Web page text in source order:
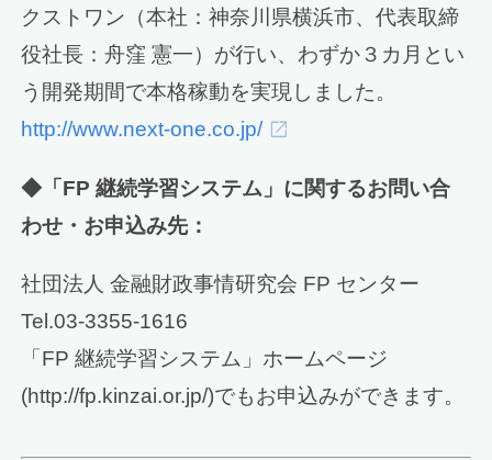
クストワン（本社：神奈川県横浜市、代表取締
役社長：舟窪 憲一）が行い、わずか３カ月とい
う開発期間で本格稼動を実現しました。
http://www.next-one.co.jp/
◆「FP 継続学習システム」に関するお問い合
わせ・お申込み先：
社団法人 金融財政事情研究会 FP センター
Tel.03-3355-1616
「FP 継続学習システム」ホームページ
(http://fp.kinzai.or.jp/)でもお申込みができます。